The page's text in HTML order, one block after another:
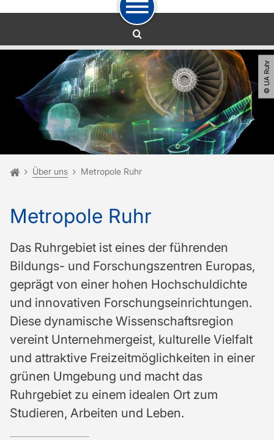
Unterseiten von „Über uns“
Zum Fuß der Seite mit weiteren Services
Zur Startseite
© UA Ruhr
Sie sind hier:
Startseite
Über uns Metropole Ruhr
Metropole Ruhr
Das Ruhrgebiet ist eines der führenden
Bildungs- und Forschungszentren Europas,
geprägt von einer hohen Hochschuldichte
und innovativen Forschungseinrichtungen.
Diese dynamische Wissenschaftsregion
vereint Unternehmergeist, kulturelle Vielfalt
und attraktive Freizeitmöglichkeiten in einer
grünen Umgebung und macht das
Ruhrgebiet zu einem idealen Ort zum
Studieren, Arbeiten und Leben.